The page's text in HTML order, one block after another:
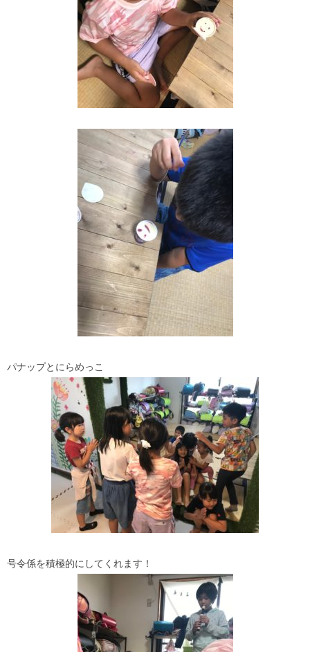
パナップとにらめっこ
号令係を積極的にしてくれます！